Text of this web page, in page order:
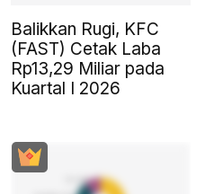
Balikkan Rugi, KFC
(FAST) Cetak Laba
Rp13,29 Miliar pada
Kuartal I 2026